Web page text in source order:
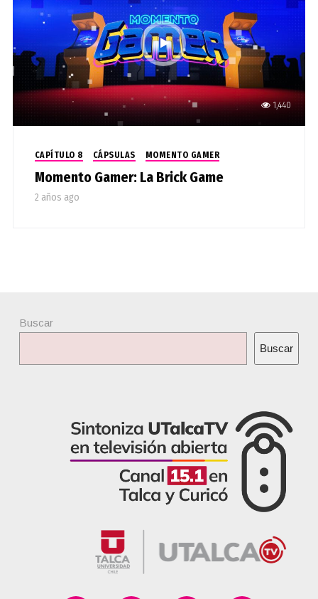
1,440
CAPÍTULO 8 CÁPSULAS MOMENTO GAMER
Momento Gamer: La Brick Game
2 años ago
Buscar
Buscar